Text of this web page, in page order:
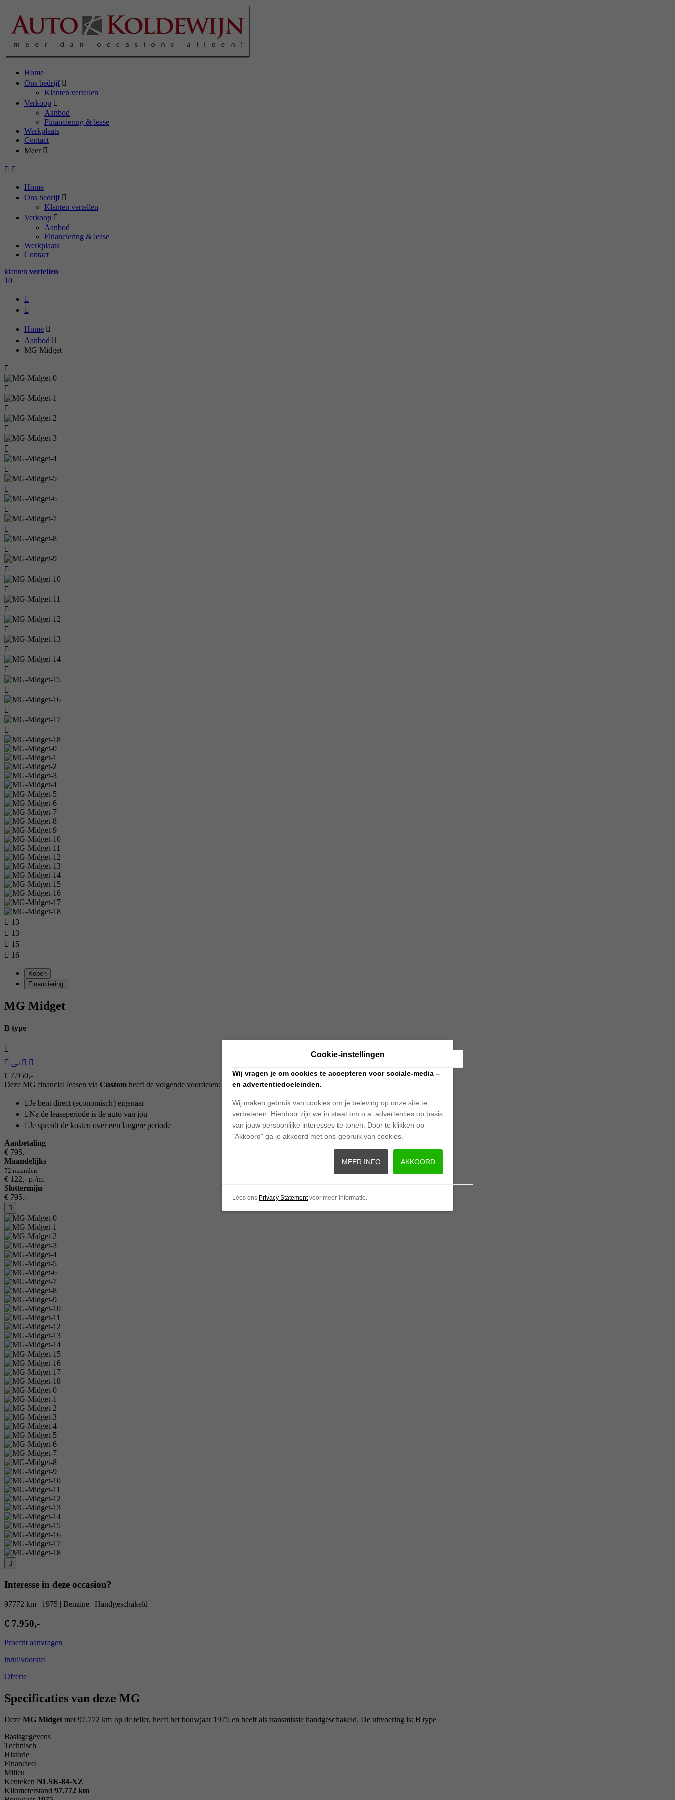
Home
Ons bedrijf
Klanten vertellen
Verkoop
Aanbod
Financiering & lease
Werkplaats
Contact
Meer
Home
Ons bedrijf
Klanten vertellen
Verkoop
Aanbod
Financiering & lease
Werkplaats
Contact
klanten vertellen
10
Home
Aanbod
MG Midget
13
13
15
16
Kopen
Financiering
MG Midget
B type
€ 7.950,-
Deze MG financial leasen via Custom heeft de volgende voordelen:
Je bent direct (economisch) eigenaar
Na de leaseperiode is de auto van jou
Je spreidt de kosten over een langere periode
Aanbetaling
€ 795,-
Maandelijks
72 maanden
€ 122,- p./m.
Slottermijn
€ 795,-
Interesse in deze occasion?
97772 km | 1975 | Benzine | Handgeschakeld
€ 7.950,-
Proefrit aanvragen
inruilvoorstel
Offerte
Specificaties van deze MG
Deze MG Midget met 97.772 km op de teller, heeft het bouwjaar 1975 en heeft als transmissie handgeschakeld. De uitvoering is: B type
Basisgegevens
Technisch
Historie
Financieel
Milieu
Kenteken NLSK-84-XZ
Kilometerstand 97.772 km
Cookie-instellingen
Wij vragen je om cookies te accepteren voor sociale-media –
en advertentiedoeleinden.
Wij maken gebruik van cookies om je beleving op onze site te
verbeteren. Hierdoor zijn we in staat om o.a. advertenties op basis
van jouw persoonlijke interesses te tonen. Door te klikken op
"Akkoord" ga je akkoord met ons gebruik van cookies.
AKKOORD
MEER INFO
Lees ons Privacy Statementvoor meer informatie.